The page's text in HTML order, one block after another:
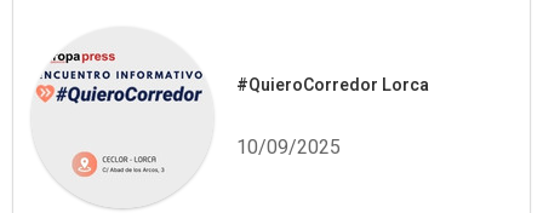
#QuieroCorredor Lorca
10/09/2025